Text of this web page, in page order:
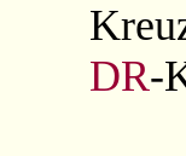
DR-